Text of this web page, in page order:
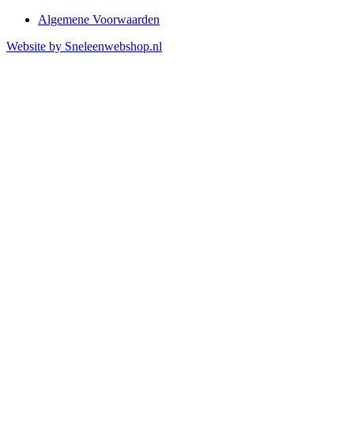
Algemene Voorwaarden
Website by Sneleenwebshop.nl